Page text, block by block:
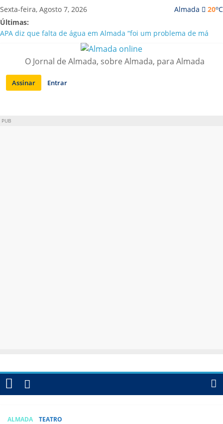
Saltar
para
conteúdo
Almada 20oC
Sexta-feira, Agosto 7, 2026
Últimas:
APA diz que falta de água em Almada “foi um problema de má
Laranjeiro | Cultura pop asiática invade a Casa Amarela
Ponte 25 de Abril celebra 60 anos com programa cultural entre
Lisboa e Almada
Situação de alerta em Almada renovada até final de Agosto
O Jornal de Almada, sobre Almada, para Almada
Assinar Entrar
PUB
ALMADA TEATRO